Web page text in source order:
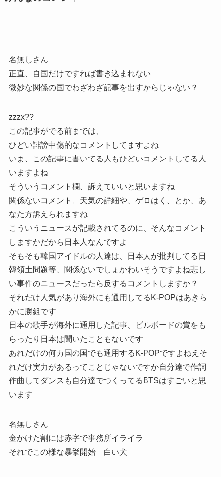
名無しさん
正直、自国だけですれば書き込まれない
微妙な関係の国でわざわざ記事を出すからじゃない？
zzzx??
この記事がでる前までは、
ひどい誹謗中傷的なコメントしてますよね
いま、この記事に書いてる人もひどいコメントしてる人
いますよね
そういうコメント欄、訴えていいと思いますね
関係ないコメント、天気の詳細や、ゲロはく、とか、あ
なた方訴えられますね
こういうニュースが記載されてるのに、そんなコメント
しますかだから日本人なんですよ
そもそも韓国アイドルの人達は、日本人が批判してる日
韓領土問題等、関係ないでしょかわいそうですよね悲し
い事件のニュースだったら反するコメントしますか？
それだけ人気があり海外にも通用してるK-POPはあきら
かに勝組です
日本の歌手が海外に通用した記事、ビルボードの賞をも
らったり日本は聞いたこともないです
あれだけの何カ国の国でも通用するK-POPですよねえそ
れだけ実力があるってことじゃないですか自分達で作詞
作曲してダンスも自分達でつくってるBTSはすごいと思
います
名無しさん
金かけた割には赤字で事務所イライラ
それでこの様な暴挙開始 白い犬